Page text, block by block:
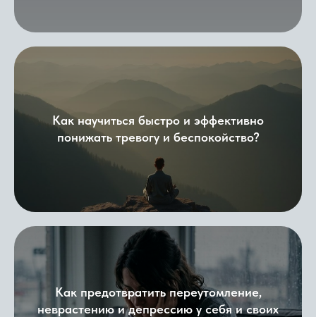
Как научиться быстро и эффективно
понижать тревогу и беспокойство?
Как предотвратить переутомление,
неврастению и депрессию у себя и своих